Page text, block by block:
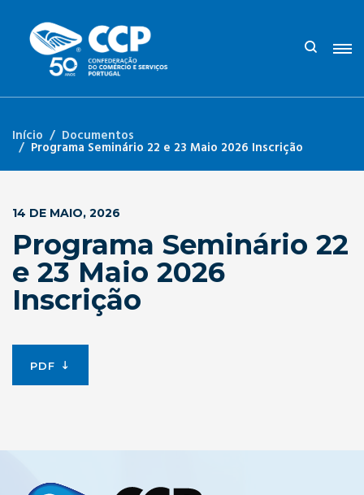
Início Documentos
Programa Seminário 22 e 23 Maio 2026 Inscrição
14 DE MAIO, 2026
Programa Seminário 22
e 23 Maio 2026
Inscrição
PDF